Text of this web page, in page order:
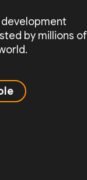
by millions of